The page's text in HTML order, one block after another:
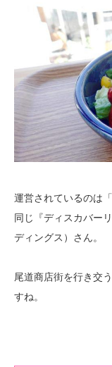
運営されているのは
同じ『ディスカバー
ディングス）さん。
尾道商店街を行き交
すね。